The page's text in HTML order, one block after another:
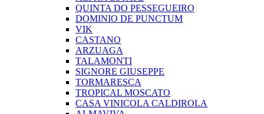
QUINTA DO PESSEGUEIRO
DOMINIO DE PUNCTUM
VIK
CASTANO
ARZUAGA
TALAMONTI
SIGNORE GIUSEPPE
TORMARESCA
TROPICAL MOSCATO
CASA VINICOLA CALDIROLA